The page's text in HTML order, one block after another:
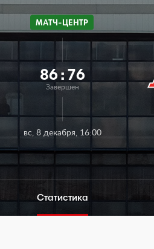
МАТЧ-ЦЕНТР
86: 76
Завершен
вс, 8 декабря, 16:00
Статистика